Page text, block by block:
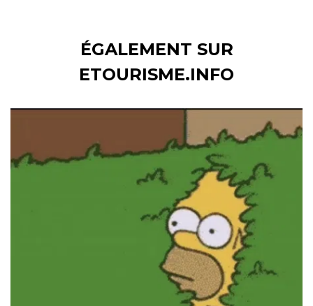
ÉGALEMENT SUR
ETOURISME.INFO